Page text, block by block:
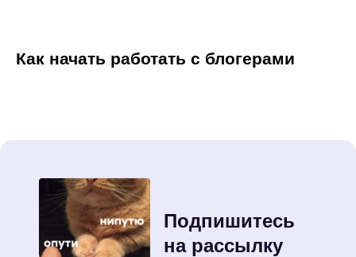
Как начать работать с блогерами
Подпишитесь
на рассылку